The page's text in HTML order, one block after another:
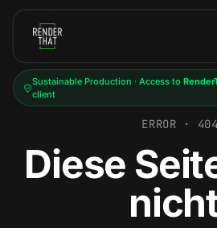
Sustainable Production · Access to
client
ERROR · 404
Diese